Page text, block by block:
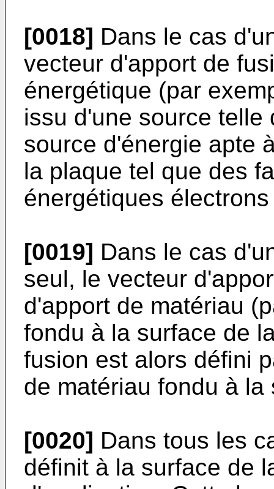
[0018] Dans le cas
vecteur d'apport de
énergétique (par
issu d'une source telle
source d'énergie apte
la plaque tel que des
énergétiques
[0019] Dans le cas
seul, le vecteur
d'apport de matériau
fondu à la surface de
fusion est alors défini
de matériau fondu à
[0020] Dans tous les
définit à la surface de